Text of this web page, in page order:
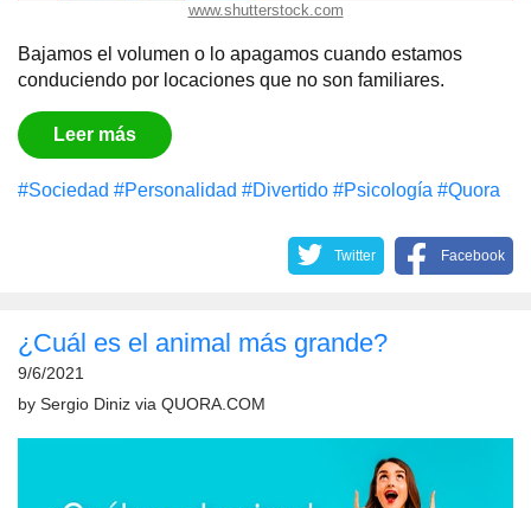
www.shutterstock.com
Bajamos el volumen o lo apagamos cuando estamos
conduciendo por locaciones que no son familiares.
Leer más
#Sociedad #Personalidad #Divertido #Psicología #Quora
Twitter Facebook
¿Cuál es el animal más grande?
9/6/2021
by Sergio Diniz via QUORA.COM